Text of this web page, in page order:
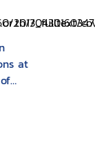
at